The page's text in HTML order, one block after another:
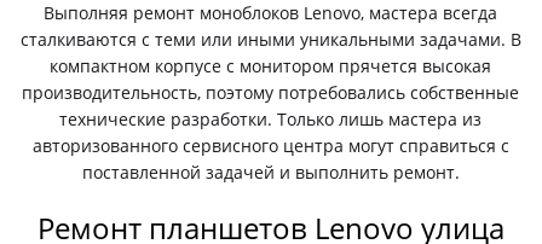
Выполняя ремонт моноблоков Lenovo, мастера всегда
сталкиваются с теми или иными уникальными задачами. В
компактном корпусе с монитором прячется высокая
производительность, поэтому потребовались собственные
технические разработки. Только лишь мастера из
авторизованного сервисного центра могут справиться с
поставленной задачей и выполнить ремонт.
Ремонт планшетов Lenovo улица